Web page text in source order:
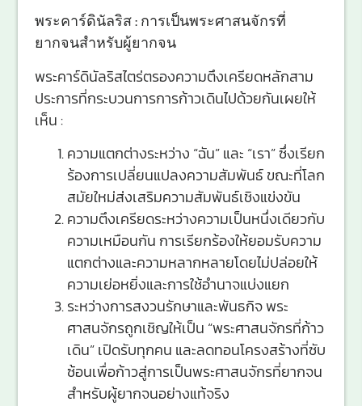
พระคาร์ดินัลริส : การเป็นพระศาสนจักรที่
ยากจนสำหรับผู้ยากจน
พระคาร์ดินัลริสไตร่ตรองความตึงเครียดหลักสาม
ประการที่กระบวนการการก้าวเดินไปด้วยกันเผยให้
เห็น :
ความแตกต่างระหว่าง “ฉัน” และ “เรา” ซึ่งเรียก
ร้องการเปลี่ยนแปลงความสัมพันธ์ ขณะที่โลก
สมัยใหม่ส่งเสริมความสัมพันธ์เชิงแข่งขัน
ความตึงเครียดระหว่างความเป็นหนึ่งเดียวกับ
ความเหมือนกัน การเรียกร้องให้ยอมรับความ
แตกต่างและความหลากหลายโดยไม่ปล่อยให้
ความเย่อหยิ่งและการใช้อำนาจแบ่งแยก
ระหว่างการสงวนรักษาและพันธกิจ พระ
ศาสนจักรถูกเชิญให้เป็น “พระศาสนจักรที่ก้าว
เดิน” เปิดรับทุกคน และลดทอนโครงสร้างที่ซับ
ซ้อนเพื่อก้าวสู่การเป็นพระศาสนจักรที่ยากจน
สำหรับผู้ยากจนอย่างแท้จริง